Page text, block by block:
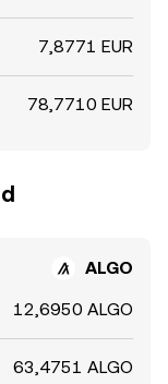
7,8771 EUR
78,7710 EUR
ALGO
12,6950 ALGO
63,4751 ALGO